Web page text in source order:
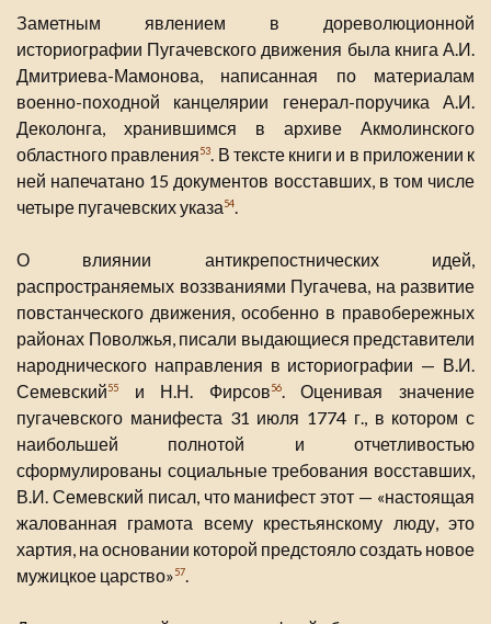
Заметным явлением в дореволюционной
историографии Пугачевского движения была книга А.И.
Дмитриева-Мамонова, написанная по материалам
военно-походной канцелярии генерал-поручика А.И.
Деколонга, хранившимся в архиве Акмолинского
областного правления53. В тексте книги и в приложении к
ней напечатано 15 документов восставших, в том числе
четыре пугачевских указа54.
О влиянии антикрепостнических идей,
распространяемых воззваниями Пугачева, на развитие
повстанческого движения, особенно в правобережных
районах Поволжья, писали выдающиеся представители
народнического направления в историографии — В.И.
Семевский55 и Н.Н. Фирсов56. Оценивая значение
пугачевского манифеста 31 июля 1774 г., в котором с
наибольшей полнотой и отчетливостью
сформулированы социальные требования восставших,
В.И. Семевский писал, что манифест этот — «настоящая
жалованная грамота всему крестьянскому люду, это
хартия, на основании которой предстояло создать новое
мужицкое царство»57.